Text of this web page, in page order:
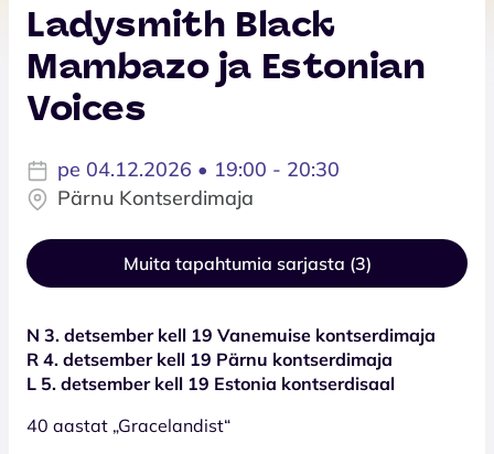
Ladysmith Black
Mambazo ja Estonian
Voices
pe 04.12.2026 • 19:00 - 20:30
Pärnu Kontserdimaja
Muita tapahtumia sarjasta (3)
N 3. detsember kell 19 Vanemuise kontserdimaja
R 4. detsember kell 19 Pärnu kontserdimaja
L 5. detsember kell 19 Estonia kontserdisaal
40 aastat „Gracelandist“